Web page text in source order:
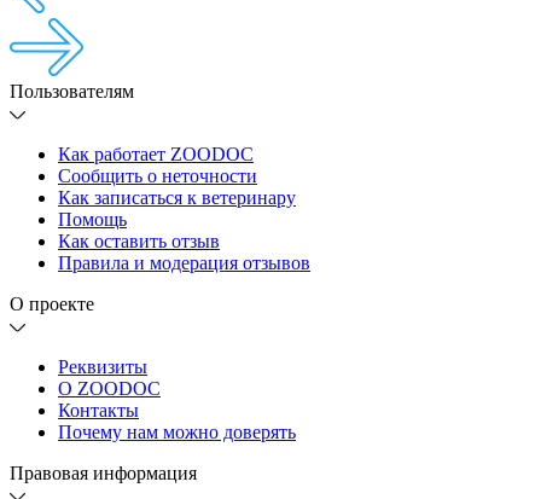
Пользователям
Как работает ZOODOC
Сообщить о неточности
Как записаться к ветеринару
Помощь
Как оставить отзыв
Правила и модерация отзывов
О проекте
Реквизиты
О ZOODOC
Контакты
Почему нам можно доверять
Правовая информация